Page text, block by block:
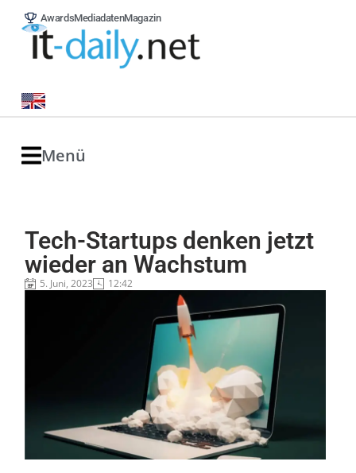
AwardsMediadatenMagazin
Menü
Tech-Startups denken jetzt
wieder an Wachstum
5. Juni, 2023 12:42